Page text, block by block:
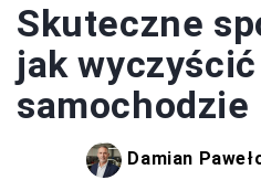
Skuteczne
jak
samochodzie
Damian